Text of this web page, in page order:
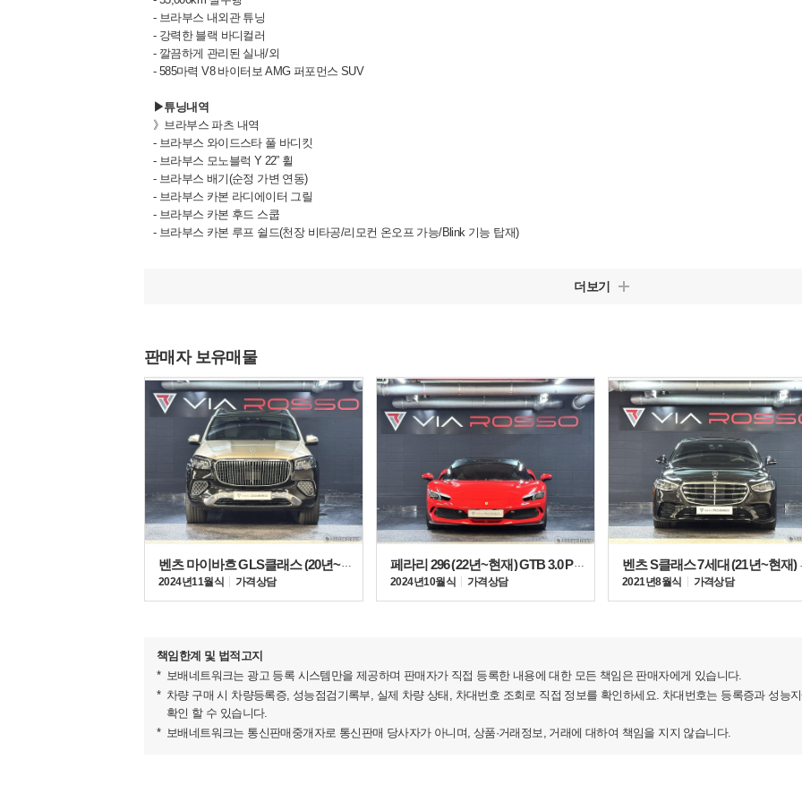
- 브라부스 내외관 튜닝
- 강력한 블랙 바디컬러
- 깔끔하게 관리된 실내/외
- 585마력 V8 바이터보 AMG 퍼포먼스 SUV
▶튜닝내역
》브라부스 파츠 내역
- 브라부스 와이드스타 풀 바디킷
- 브라부스 모노블럭 Y 22” 휠
- 브라부스 배기(순정 가변 연동)
- 브라부스 카본 라디에이터 그릴
- 브라부스 카본 후드 스쿱
- 브라부스 카본 루프 쉴드(천장 비타공/리모컨 온오프 가능/Blink 기능 탑재)
- 카본 사이드 미러 커버
- 카본 사이드 몰딩
- 카본 도어 캐치
- 카본 C필러 에어 덕트
- 전동 사이드 스텝
- 카본 스티어링 휠(어질리티)
- 실내 카본 파츠 적용
▶벤츠 G바겐 풀체인지 신형 G63 AMG..
플래그십 모델로 장비의 세부 조합이 이루어진다. "새로운 AMG 63은 예기치 않은 형태로 정교한 오프로드
비클 세그먼트에 드라이빙 퍼포먼스를 제공한다.
더보기
판매자 보유매물
벤츠 마이바흐 GLS클래스 (20년~현재) GLS 600 4매틱
2024년 11월식
가격상담
페라리 296 (22년~현재) GTB 3.0 PHEV
2024년 10월식
가격상담
벤츠
2021년 8월식
가격상담
책임한계 및 법적고지
보배네트워크는 광고 등록 시스템만을 제공하며 판매자가 직접 등록한 내용에 대한 모든 책임은 판매자에게 있습니다.
차량 구매 시 차량등록증, 성능점검기록부, 실제 차량 상태, 차대번호 조회로 직접 정보를 확인하세요. 차대번호는 등록증과 성능
확인 할 수 있습니다.
보배네트워크는 통신판매중개자로 통신판매 당사자가 아니며, 상품·거래정보, 거래에 대하여 책임을 지지 않습니다.